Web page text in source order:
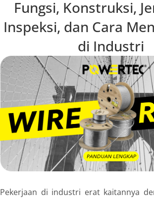
Fungsi, Konstruksi,
Inspeksi, dan Cara
di Industri
Pekerjaan di industri erat kaitannya